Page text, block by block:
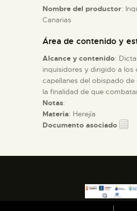
ESPAÑOL
Nombre del productor:
Canarias
Área de contenido y
Alcance y contenido:
inquisidores y dirigido a los
capellanes del obispado de
la finalidad de que
Notas:
Materia: Herejía
Documento asociado